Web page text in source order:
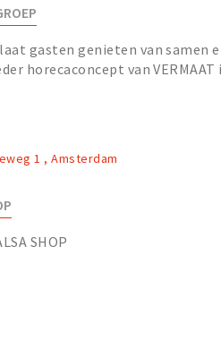
laat gasten genieten van samen
horecaconcept van VERMAAT
1 , Amsterdam
SHOP